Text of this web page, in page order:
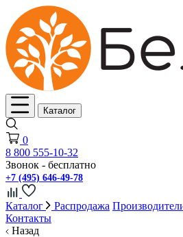
Каталог
0
8 800 555-10-32
Звонок - бесплатно
+7 (495) 646-49-78
Каталог Распродажа
Контакты
Назад